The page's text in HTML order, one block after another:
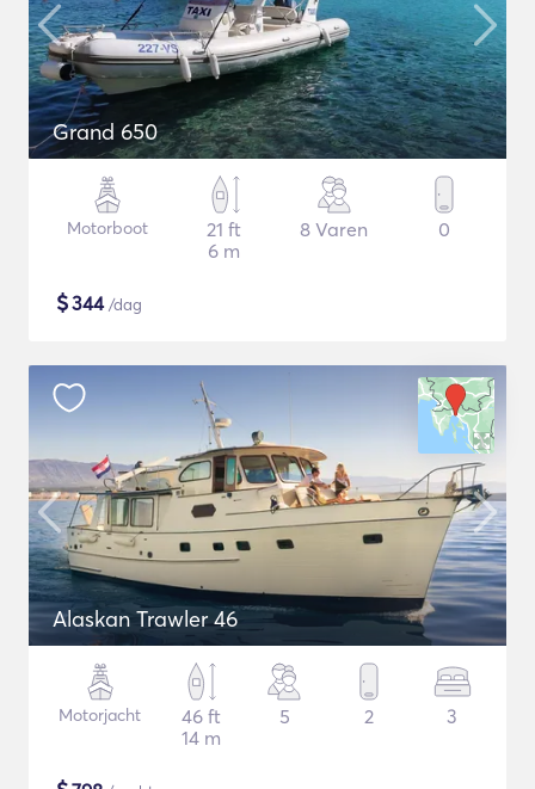
Grand 650
Motorboot
21 ft
6 m
8 Varen 0
$344/dag
Alaskan Trawler 46
Motorjacht
46 ft
14 m
5 2 3